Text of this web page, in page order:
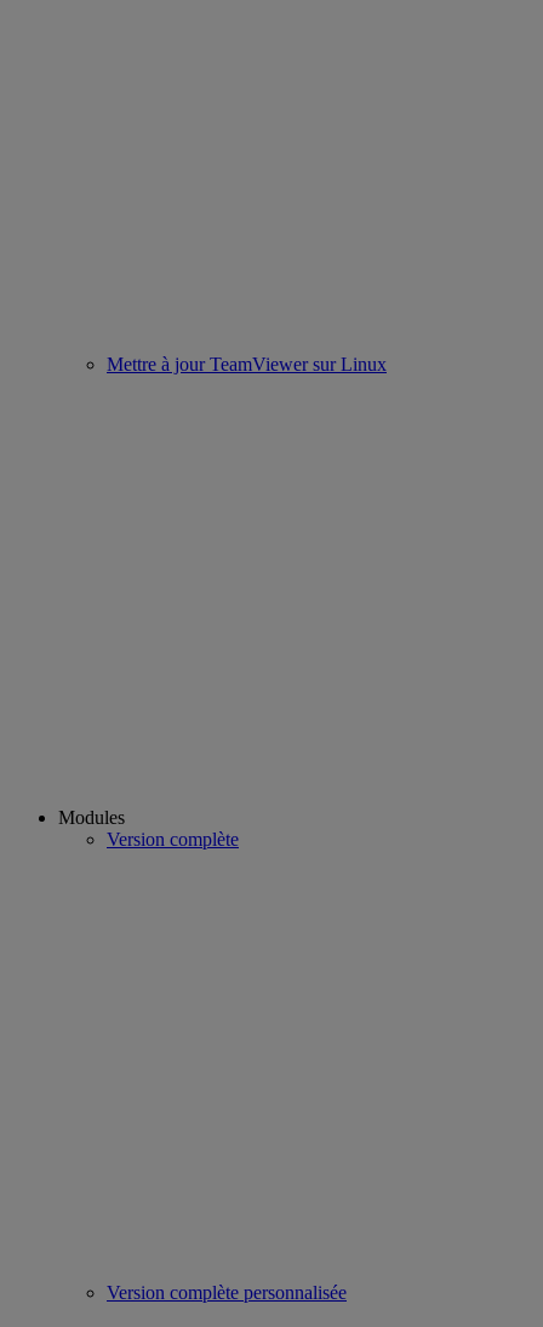
Mettre à jour TeamViewer sur Linux
Modules
Version complète
Version complète personnalisée